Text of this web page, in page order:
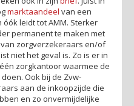
marktaandeel van een
leidt tot AMM. Sterker
permanent te maken met
zorgverzekeraars en/of
niet het geval is. Zo is er in
zorgkantoor waarmee de
doen. Ook bij de Zvw-
aan de inkoopzijde die
en zo onvermijdelijke